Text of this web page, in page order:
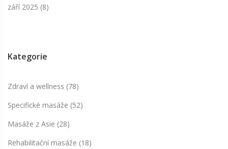
září 2025 (8)
Kategorie
Zdraví a wellness (78)
Specifické masáže (52)
Masáže z Asie (28)
Rehabilitační masáže (18)